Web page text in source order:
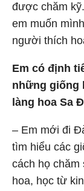
được chăm
em muốn
người thích
Em có định
những giống
làng hoa Sa
– Em mới đi
tìm hiểu các
cách họ chăm
hoa, học từ